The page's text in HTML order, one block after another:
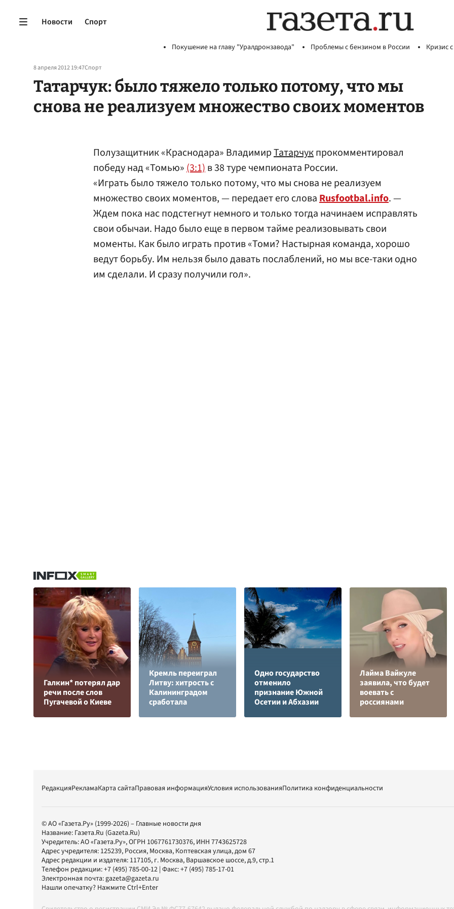
Новости Спорт
Покушение на главу "Уралдронзавода" Проблемы с бензином в России Кризис
8 апреля 2012 19:47Спорт
Татарчук: было тяжело только потому, что мы
снова не реализуем множество своих моментов
Полузащитник «Краснодара» ВладимирТатарчукпрокомментировал
победу над «Томью»(3:1)в 38 туре чемпионата России.
«Играть было тяжело только потому, что мы снова не реализуем
множество своих моментов, — передает его словаRusfootbal.info. —
Ждем пока нас подстегнут немного и только тогда начинаем исправлять
свои обычаи. Надо было еще в первом тайме реализовывать свои
моменты. Как было играть против «Томи? Настырная команда, хорошо
ведут борьбу. Им нельзя было давать послаблений, но мы все-таки одно
им сделали. И сразу получили гол».
Галкин* потерял дар
речи после слов
Пугачевой о Киеве
Кремль переиграл
Литву: хитрость с
Калининградом
сработала
Одно государство
отменило
признание Южной
Осетии и Абхазии
Лайма Вайкуле
заявила, что будет
воевать с
россиянами
РедакцияРекламаКарта сайтаПравовая информацияУсловия использованияПолитика конфиденциальности
© АО «Газета.Ру» (1999-2026) – Главные новости дня
Название: Газета.Ru (Gazeta.Ru)
Учредитель:АО «Газета.Ру», ОГРН 1067761730376, ИНН 7743625728
Адрес учредителя: 125239, Россия, Москва, Коптевская улица, дом 67
Адрес редакции и издателя: 117105, г. Москва, Варшавское шоссе, д.9, стр.1
Телефон редакции:+7 (495) 785-00-12 | Факс:+7 (495) 785-17-01
Электронная почта:gazeta@gazeta.ru
Нашли опечатку? Нажмите Ctrl+Enter